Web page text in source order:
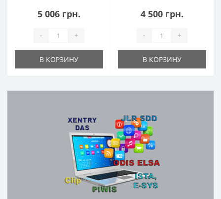
5 006 грн.
- +
В КОРЗИНУ
4 500 грн.
- +
В КОРЗИНУ